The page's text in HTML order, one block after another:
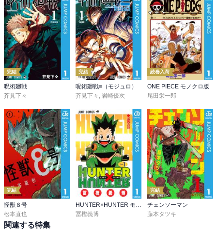
完結
呪術廻戦
芥見下々
完結
呪術廻戦≡（モジュロ）
芥見下々 , 岩崎優次
続巻入荷
ONE PIECE モノクロ版
尾田栄一郎
完結
怪獣８号
松本直也
冨樫義博
完結
チェンソーマン
藤本タツキ
関連する特集